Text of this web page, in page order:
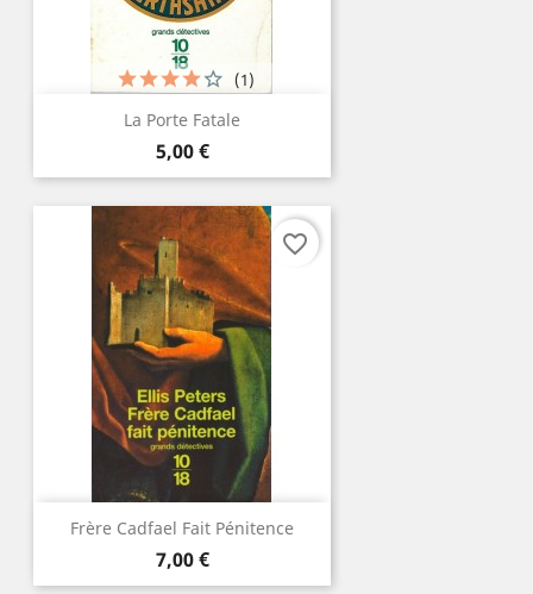
La Porte Fatale
Prix
5,00 €
(1)
Frère Cadfael Fait Pénitence
Prix
7,00 €
favorite_border